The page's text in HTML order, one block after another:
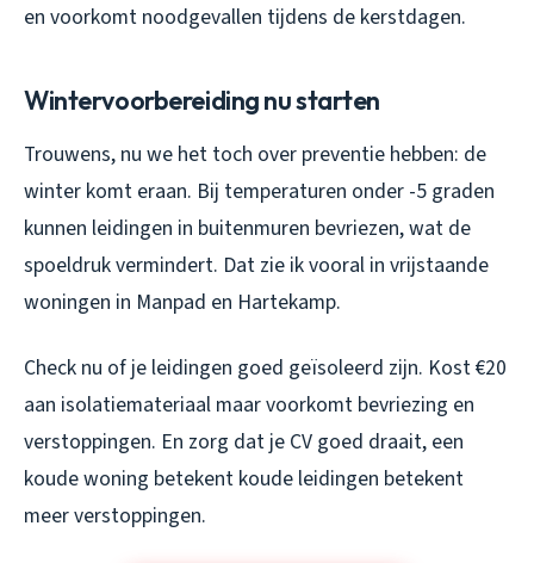
en voorkomt noodgevallen tijdens de kerstdagen.
Wintervoorbereiding nu starten
Trouwens, nu we het toch over preventie hebben: de
winter komt eraan. Bij temperaturen onder -5 graden
kunnen leidingen in buitenmuren bevriezen, wat de
spoeldruk vermindert. Dat zie ik vooral in vrijstaande
woningen in Manpad en Hartekamp.
Check nu of je leidingen goed geïsoleerd zijn. Kost €20
aan isolatiemateriaal maar voorkomt bevriezing en
verstoppingen. En zorg dat je CV goed draait, een
koude woning betekent koude leidingen betekent
meer verstoppingen.